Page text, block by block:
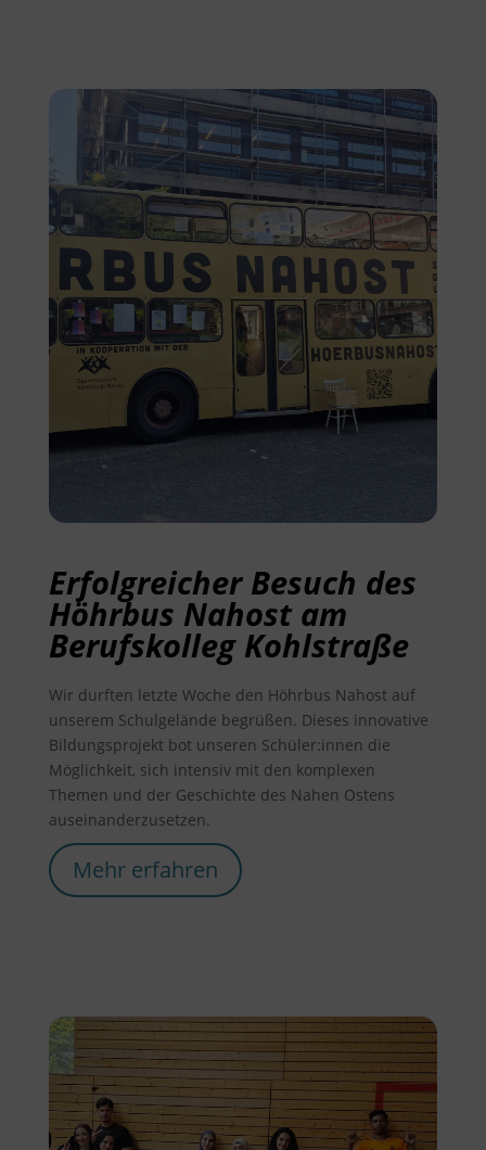
Erfolgreicher Besuch des
Höhrbus Nahost am
Berufskolleg Kohlstraße
Wir durften letzte Woche den Höhrbus Nahost auf
unserem Schulgelände begrüßen. Dieses innovative
Bildungsprojekt bot unseren Schüler:innen die
Möglichkeit, sich intensiv mit den komplexen
Themen und der Geschichte des Nahen Ostens
auseinanderzusetzen.
Mehr erfahren